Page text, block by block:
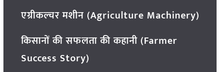
एग्रीकल्चर मशीन (Agriculture Machinery)
किसानों की सफलता की कहानी (Farmer
Success Story)